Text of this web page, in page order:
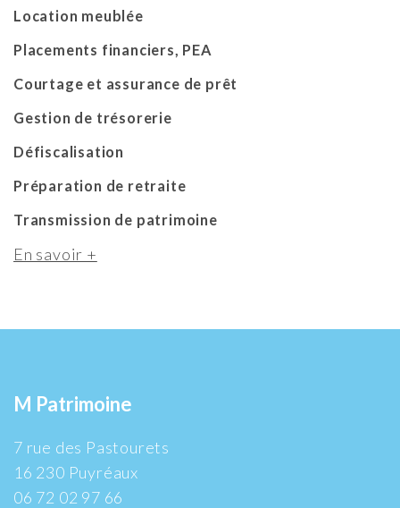
Location meublée
Placements financiers, PEA
Courtage et assurance de prêt
Gestion de trésorerie
Défiscalisation
Préparation de retraite
Transmission de patrimoine
En savoir +
M Patrimoine
7 rue des Pastourets
16 230 Puyréaux
06 72 02 97 66